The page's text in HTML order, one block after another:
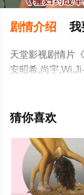
剧情介绍 我
天堂影视剧情片
安昭希,尚宇
机免费观看高清
了解。
猜你喜欢